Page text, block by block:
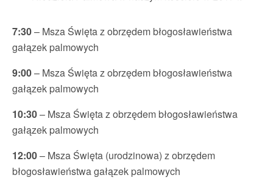
7:30– Msza Święta z obrzędem błogosławieństwa
gałązek palmowych
9:00– Msza Święta z obrzędem błogosławieństwa
gałązek palmowych
10:30– Msza Święta z obrzędem błogosławieństwa
gałązek palmowych
12:00– Msza Święta (urodzinowa) z obrzędem
błogosławieństwa gałązek palmowych